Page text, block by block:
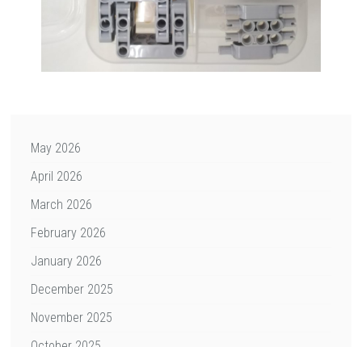
May 2026
April 2026
March 2026
February 2026
January 2026
December 2025
November 2025